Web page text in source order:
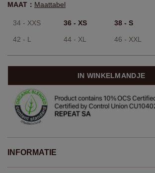
MAAT： Maattabel
34 - XXS 36 - XS 38 - S
42 - L 44 - XL 46 - XXL
IN WINKELMANDJE
INFORMATIE